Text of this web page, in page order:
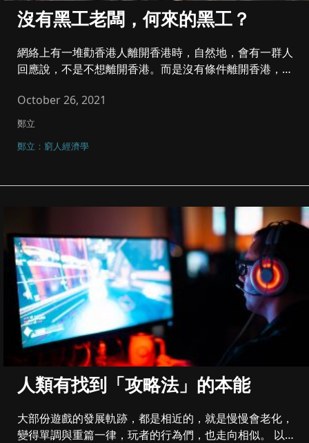
沒有黑工老闆，何來的黑工？
網絡上有一堆勸香港人離開香港時，自然地，會有一群人
回應說，不是不想離開香港。而是沒有條件離開香港，先
October 26, 2021
鄭立
鄭立：窮人經濟學
人類有找到「攻略法」的本能
大部份遊戲的發展軌跡，都是相近的，就是慢慢會老化，
變得單調與重篇一律，玩者的行為們，也走向相似。 以